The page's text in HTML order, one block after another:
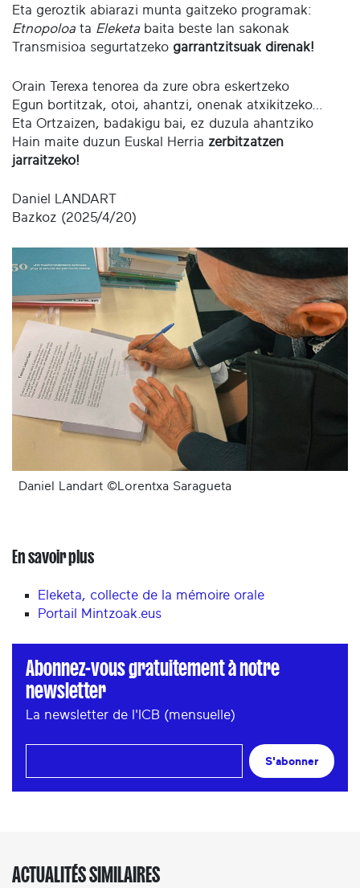
Eta geroztik abiarazi munta gaitzeko programak:
Etnopoloa ta Eleketa baita beste lan sakonak
Transmisioa segurtatzeko garrantzitsuak direnak!
Orain Terexa tenorea da zure obra eskertzeko
Egun bortitzak, otoi, ahantzi, onenak atxikitzeko…
Eta Ortzaizen, badakigu bai, ez duzula ahantziko
Hain maite duzun Euskal Herria zerbitzatzen
jarraitzeko!
Daniel LANDART
Bazkoz (2025/4/20)
Daniel Landart ©Lorentxa Saragueta
En savoir plus
Eleketa, collecte de la mémoire orale
Portail Mintzoak.eus
Abonnez-vous gratuitement à notre
newsletter
La newsletter de l'ICB (mensuelle)
S'abonner
ACTUALITÉS SIMILAIRES